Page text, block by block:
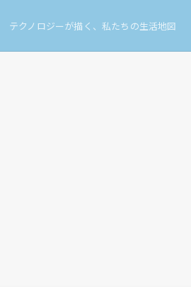
テクノロジーが描く、私たちの生活地図